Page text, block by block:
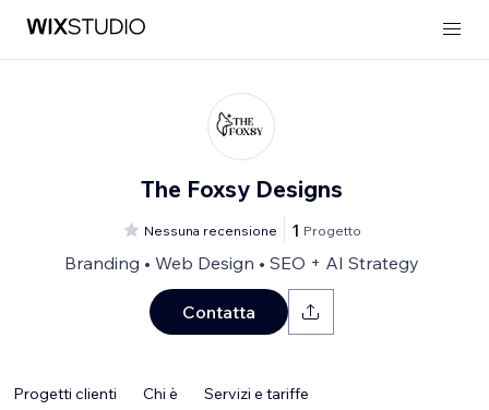
The Foxsy Designs
Nessuna recensione 1 Progetto
Branding • Web Design • SEO + AI Strategy
Contatta
Progetti clienti Chi è Servizi e tariffe